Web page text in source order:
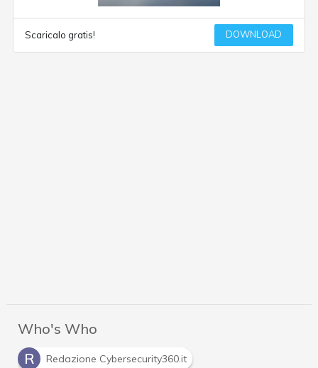
Scaricalo gratis! DOWNLOAD
Who's Who
R
Redazione Cybersecurity360.it